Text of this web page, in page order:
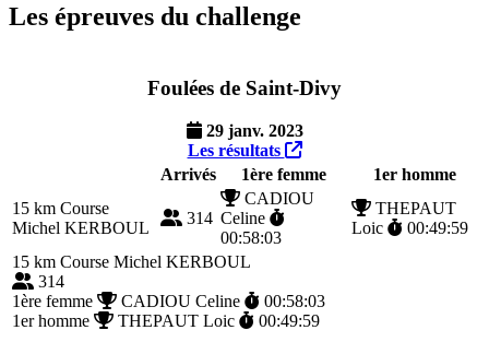
Les épreuves du challenge
Foulées de Saint-Divy
29 janv. 2023
Les résultats
Arrivés
1ère femme
1er homme
15 km Course
Michel KERBOUL
314
CADIOU
Celine
00:58:03
THEPAUT
Loic
00:49:59
15 km Course Michel KERBOUL
314
1ère femme
CADIOU Celine
00:58:03
1er homme
THEPAUT Loic 00:49:59